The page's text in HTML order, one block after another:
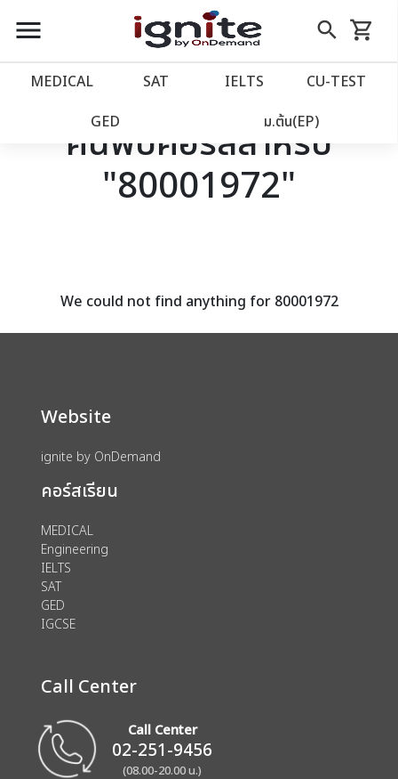
close
account_balance หน้าแรก
เว็บไซต์อิกไนท์
โปรโมชั่น
assignment ลงทะเบียน
menu search
Skip
to
shopping_cart
รถเข็น
MEDICAL SAT IELTS CU‑TEST
GED ม.ต้น(EP)
ค้นพบคอร์สสำหรับ
"80001972"
We could not find anything for 80001972
Website
ignite by OnDemand
คอร์สเรียน
MEDICAL
Engineering
IELTS
SAT
GED
IGCSE
Call Center
Call Center
02-251-9456
(08.00-20.00 น.)